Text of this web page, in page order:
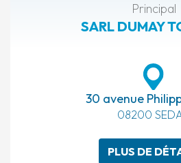
Principal
SARL DUMAY
30 avenue
08200
PLUS DE